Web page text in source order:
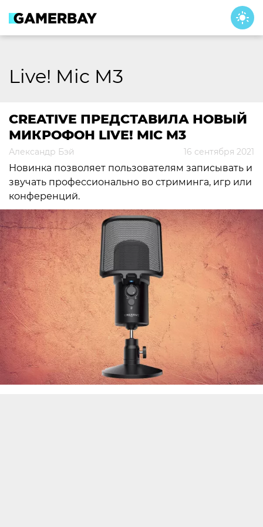
content
Live! Mic M3
CREATIVE ПРЕДСТАВИЛА НОВЫЙ
МИКРОФОН LIVE! MIC M3
Александр Бэй 16 сентября 2021
Новинка позволяет пользователям записывать и
звучать профессионально во стриминга, игр или
конференций.